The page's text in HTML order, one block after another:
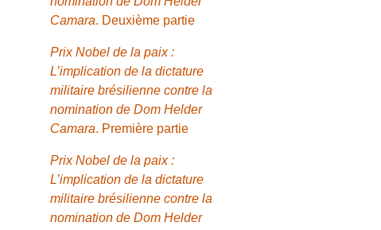
Camara. Deuxième partie
Prix Nobel de la paix :
L’implication de la dictature
militaire brésilienne contre la
nomination de Dom Helder
Camara. Première partie
Prix Nobel de la paix :
L’implication de la dictature
militaire brésilienne contre la
nomination de Dom Helder